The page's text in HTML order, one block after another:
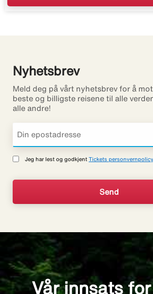
Nyhetsbrev
Meld deg på vårt nyhetsbrev for å
beste og billigste reisene til alle
alle andre!
Jeg har lest og godkjent Tickets personvernpolicy
Vår innsats